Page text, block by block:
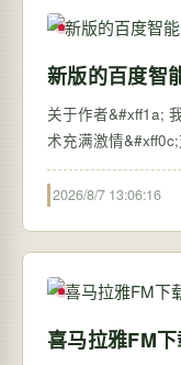
新版的百度智
关于作者&#xff1a;
术充满激情
2026/8/7 13:06:16
喜马拉雅FM